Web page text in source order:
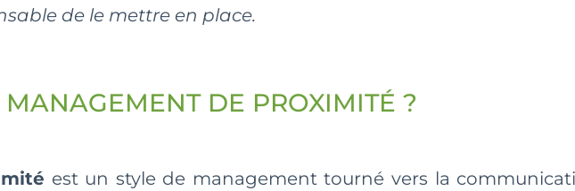
de le mettre en place.
MANAGEMENT DE PROXIMITÉ ?
est un style de management tourné vers la